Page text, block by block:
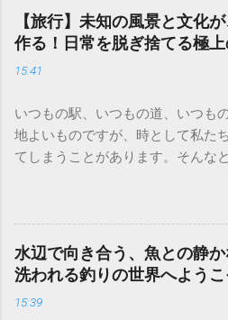
ることで、驚くほど心が軽くなる
今回は、初心者の方でも安心して
するキャンプの魅力と実践的なノ
す。 焚き火の音と星空に癒やされ
パチと薪がはぜる音、ゆらゆらと
は、「1/fゆらぎ」と呼ばれるリラ
ています。 焚き火を最大限に楽
いナラやクヌギなどの広葉樹を組
デジタルデトックスの徹底： 焚き
ートフォンをカバンに仕舞いまし
ことで、瞑想に近い深いリラック
【旅行】未知の風景と文化
作る！日常を脱ぎ捨てる極
15:41
いつもの駅、いつもの道、いつも
地よいものですが、時として私た
てしまうことがあります。そんな
土地ならではのスパイスの香りに
と笑顔で通じ合う。旅先で出会う
ちの凝り固まった価値観を心地よ
移動の先に待っているのは、新し
ん。日常の役割から解放され、純
「新しい自分」との再会です。今
水辺で向き合う、魚との静
洗われる釣りの世界へようこ
15:39